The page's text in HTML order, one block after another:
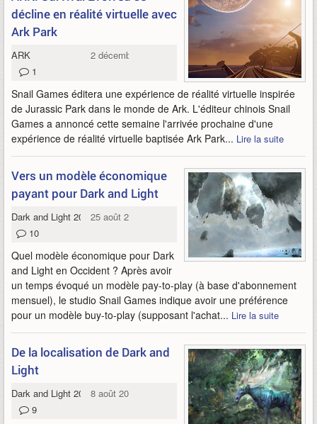
décline en réalité virtuelle avec
Ark Park
ARK
2 décembre 2016
1
Snail Games éditera une expérience de réalité virtuelle inspirée
de Jurassic Park dans le monde de Ark. L'éditeur chinois Snail
Games a annoncé cette semaine l'arrivée prochaine d'une
expérience de réalité virtuelle baptisée Ark Park... Lire la suite
Vers un modèle économique
payant pour Dark and Light
Dark and Light 201625 août 2016
10
Quel modèle économique pour Dark
and Light en Occident ? Après avoir
un temps évoqué un modèle pay-to-play (à base d'abonnement
mensuel), le studio Snail Games indique avoir une préférence
pour un modèle buy-to-play (supposant l'achat... Lire la suite
De la localisation de Dark and
Light
Dark and Light 20168 août 2016
9